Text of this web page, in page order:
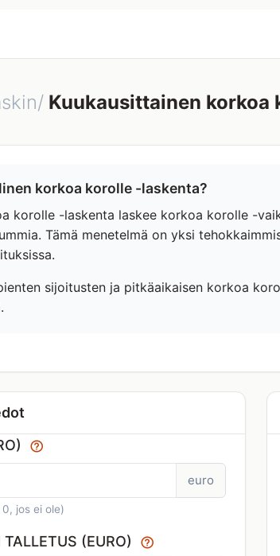
Kuukausittainen korkoa
korkoa korolle -laskenta?
korolle -laskenta laskee korkoa korolle -
Tämä menetelmä on yksi
sijoitusten ja pitkäaikaisen korkoa
euro
jos ei ole)
(EURO)